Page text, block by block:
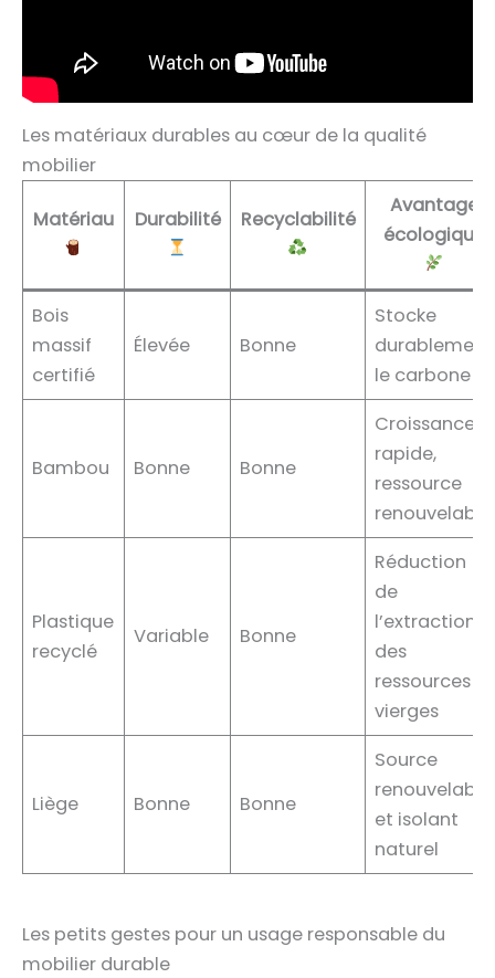
Les matériaux durables au cœur de la qualité
mobilier
Matériau Durabilité Recyclabilité
Avantage
écologique
Bois
massif
certifié
Élevée Bonne
Stocke
durablement
le carbone
Bambou Bonne Bonne
Croissance
rapide,
ressource
renouvelable
Plastique
recyclé
Variable Bonne
Réduction
de
l’extraction
des
ressources
vierges
Liège Bonne Bonne
Source
renouvelable
et isolant
naturel
Les petits gestes pour un usage responsable du
mobilier durable